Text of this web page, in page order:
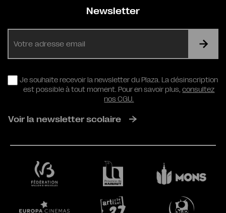
Newsletter
RGPD
Je souhaite recevoir la newsletter du Plaza. La désinscription
est possible à tout moment. Pour en savoir plus,consultez
nos CGU.
Voir la newsletter scolaire